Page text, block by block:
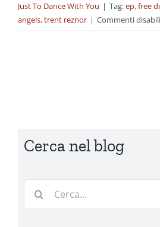
Just To Dance With You | Tag:ep,free
angels,trent reznor | Commenti
Cerca nel blog
Cerca